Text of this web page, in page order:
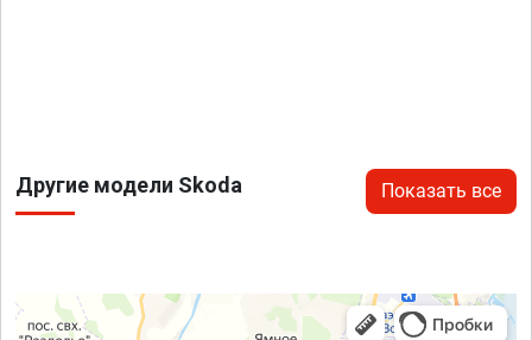
Другие модели Skoda Показать все